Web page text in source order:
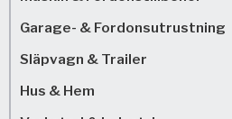
Garage- & Fordonsutrustning
Släpvagn & Trailer
Hus & Hem